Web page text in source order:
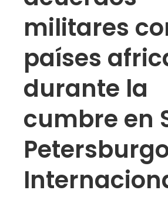
militares
países
durante la
cumbre en